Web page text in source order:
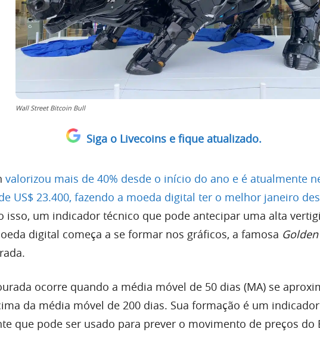
Wall Street Bitcoin Bull
Siga o Livecoins e fique atualizado.
valorizou mais de 40% desde o início do ano e é atualmente
US$ 23.400, fazendo a moeda digital ter o melhor janeiro
isso, um indicador técnico que pode antecipar uma alta
digital começa a se formar nos gráficos, a famosa
ocorre quando a média móvel de 50 dias (MA) se
da média móvel de 200 dias. Sua formação é um
que pode ser usado para prever o movimento de preços do